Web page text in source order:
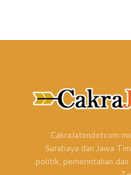
CakraJatimdotcom
Surabaya dan Jawa
politik, pemerintahan